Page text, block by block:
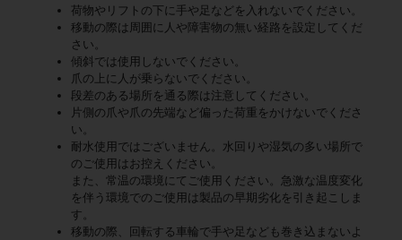
荷物やリフトの下に手や足などを入れないでください。
移動の際は周囲に人や障害物の無い経路を設定してくだ
さい。
傾斜では使用しないでください。
爪の上に人が乗らないでください。
段差のある場所を通る際は注意してください。
片側の爪や爪の先端など偏った荷重をかけないでくださ
い。
耐水使用ではございません。水回りや湿気の多い場所で
のご使用はお控えください。
また、常温の環境にてご使用ください。急激な温度変化
を伴う環境でのご使用は製品の早期劣化を引き起こしま
す。
移動の際、回転する車輪で手や足なども巻き込まないよ